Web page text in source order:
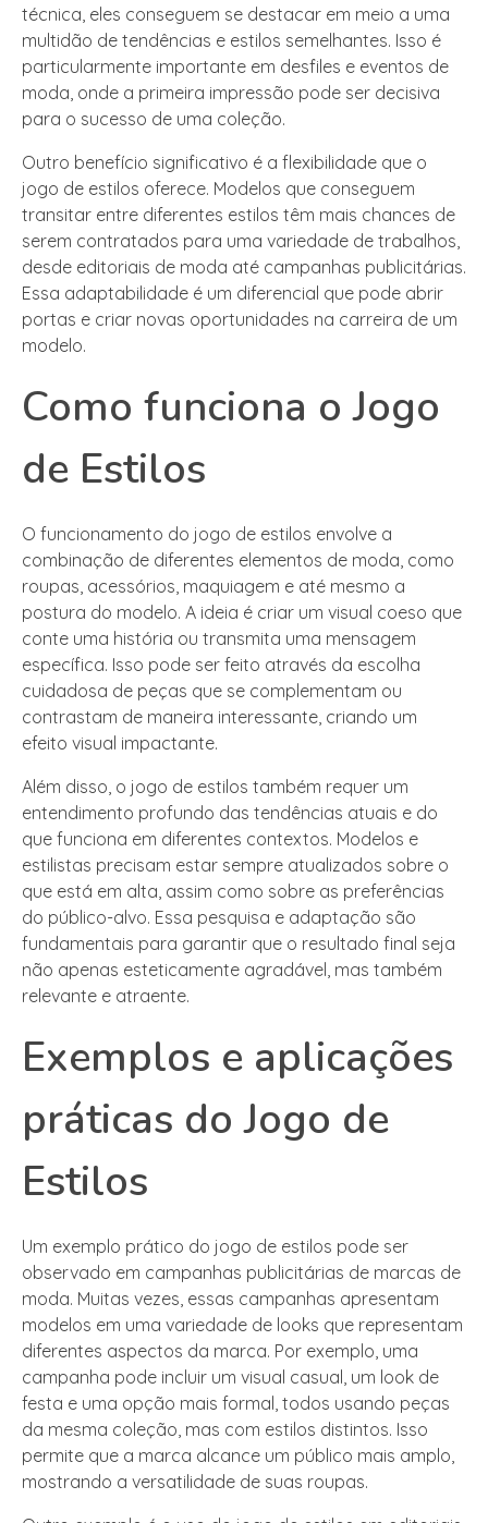
técnica, eles conseguem se destacar em meio a uma
multidão de tendências e estilos semelhantes. Isso é
particularmente importante em desfiles e eventos de
moda, onde a primeira impressão pode ser decisiva
para o sucesso de uma coleção.
Outro benefício significativo é a flexibilidade que o
jogo de estilos oferece. Modelos que conseguem
transitar entre diferentes estilos têm mais chances de
serem contratados para uma variedade de trabalhos,
desde editoriais de moda até campanhas publicitárias.
Essa adaptabilidade é um diferencial que pode abrir
portas e criar novas oportunidades na carreira de um
modelo.
Como funciona o Jogo
de Estilos
O funcionamento do jogo de estilos envolve a
combinação de diferentes elementos de moda, como
roupas, acessórios, maquiagem e até mesmo a
postura do modelo. A ideia é criar um visual coeso que
conte uma história ou transmita uma mensagem
específica. Isso pode ser feito através da escolha
cuidadosa de peças que se complementam ou
contrastam de maneira interessante, criando um
efeito visual impactante.
Além disso, o jogo de estilos também requer um
entendimento profundo das tendências atuais e do
que funciona em diferentes contextos. Modelos e
estilistas precisam estar sempre atualizados sobre o
que está em alta, assim como sobre as preferências
do público-alvo. Essa pesquisa e adaptação são
fundamentais para garantir que o resultado final seja
não apenas esteticamente agradável, mas também
relevante e atraente.
Exemplos e aplicações
práticas do Jogo de
Estilos
Um exemplo prático do jogo de estilos pode ser
observado em campanhas publicitárias de marcas de
moda. Muitas vezes, essas campanhas apresentam
modelos em uma variedade de looks que representam
diferentes aspectos da marca. Por exemplo, uma
campanha pode incluir um visual casual, um look de
festa e uma opção mais formal, todos usando peças
da mesma coleção, mas com estilos distintos. Isso
permite que a marca alcance um público mais amplo,
mostrando a versatilidade de suas roupas.